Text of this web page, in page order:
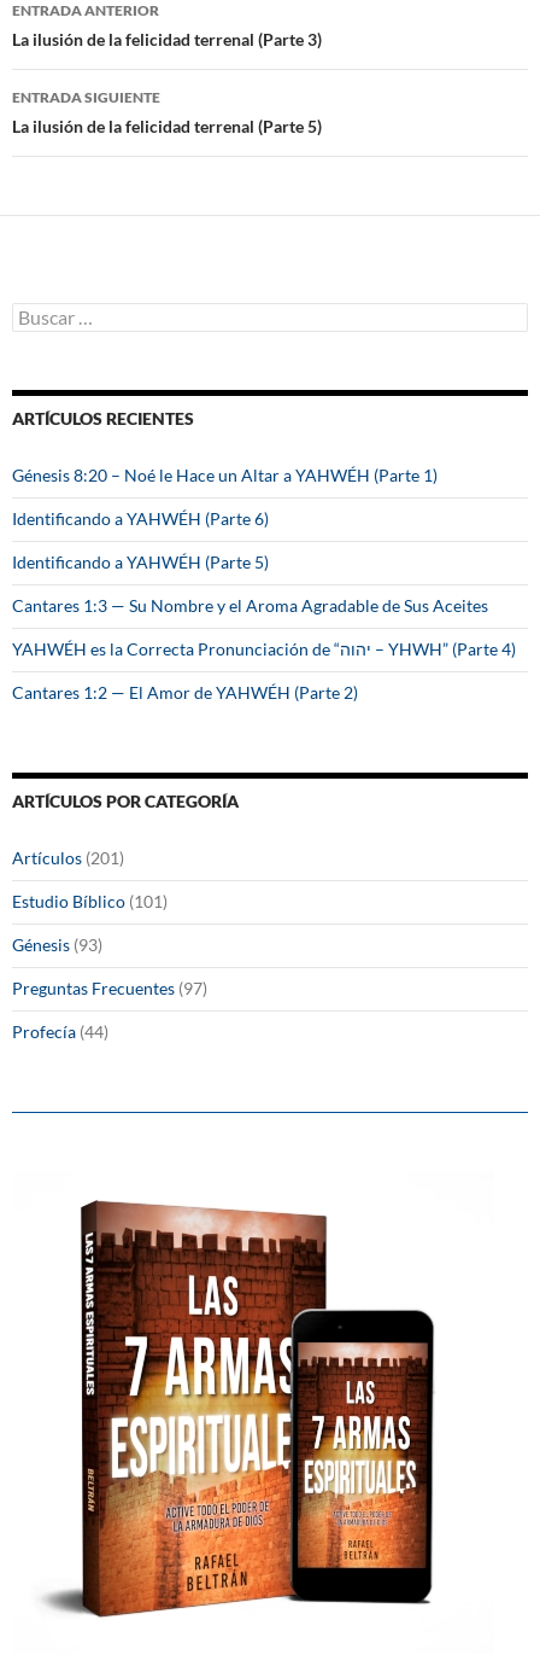
Navegación
de
entradas
ENTRADA ANTERIOR
La ilusión de la felicidad terrenal (Parte 3)
ENTRADA SIGUIENTE
La ilusión de la felicidad terrenal (Parte 5)
B
u
a
r
ARTÍCULOS RECIENTES
Génesis 8:20 – Noé le Hace un Altar a YAHWÉH (Parte 1)
Identificando a YAHWÉH (Parte 6)
Identificando a YAHWÉH (Parte 5)
Cantares 1:3 — Su Nombre y el Aroma Agradable de Sus Aceites
YAHWÉH es la Correcta Pronunciación de “יהוה – YHWH” (Parte 4)
Cantares 1:2 — El Amor de YAHWÉH (Parte 2)
ARTÍCULOS POR CATEGORÍA
Artículos (201)
Estudio Bíblico (101)
Génesis (93)
Preguntas Frecuentes (97)
Profecía (44)